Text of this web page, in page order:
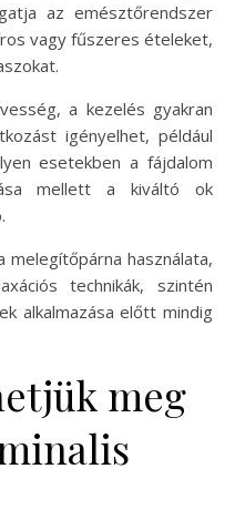
az emésztőrendszer
vagy fűszeres ételeket,
a kezelés gyakran
igényelhet, például
esetekben a fájdalom
mellett a kiváltó ok
használata,
technikák, szintén
alkalmazása előtt mindig
meg